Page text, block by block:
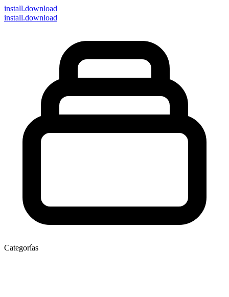
install.download
install.download
Categorías